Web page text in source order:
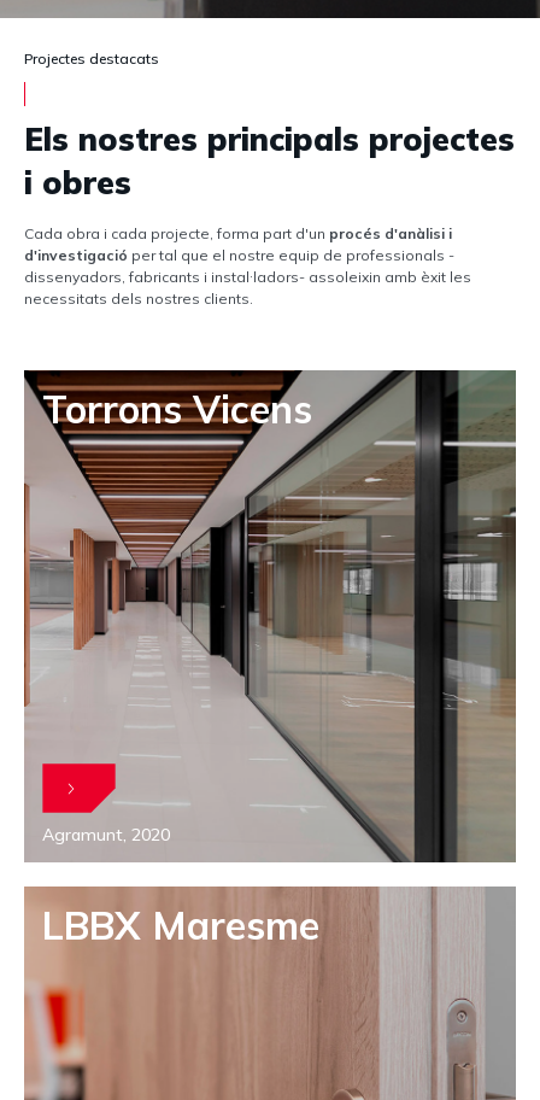
Projectes destacats
Els nostres principals projectes
i obres
Cada obra i cada projecte, forma part d'un procés d'anàlisi i
d'investigació per tal que el nostre equip de professionals -
dissenyadors, fabricants i instal·ladors- assoleixin amb èxit les
necessitats dels nostres clients.
Torrons Vicens
Agramunt, 2020
LBBX Maresme